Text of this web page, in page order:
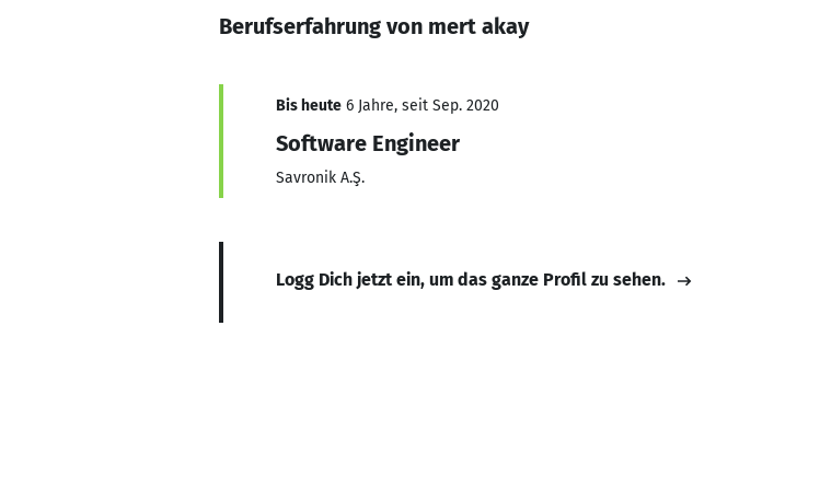
Berufserfahrung von mert akay
Bis heute 6 Jahre, seit Sep. 2020
Software Engineer
Savronik A.Ş.
Logg Dich jetzt ein, um das ganze Profil zu sehen.